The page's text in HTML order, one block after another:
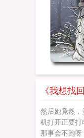
《我想找
然后她竟然
机打开正要
那事会不跑